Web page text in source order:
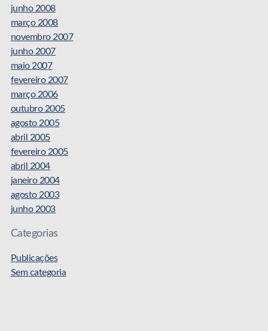
junho 2008
março 2008
novembro 2007
junho 2007
maio 2007
fevereiro 2007
março 2006
outubro 2005
agosto 2005
abril 2005
fevereiro 2005
abril 2004
janeiro 2004
agosto 2003
junho 2003
Categorias
Publicações
Sem categoria